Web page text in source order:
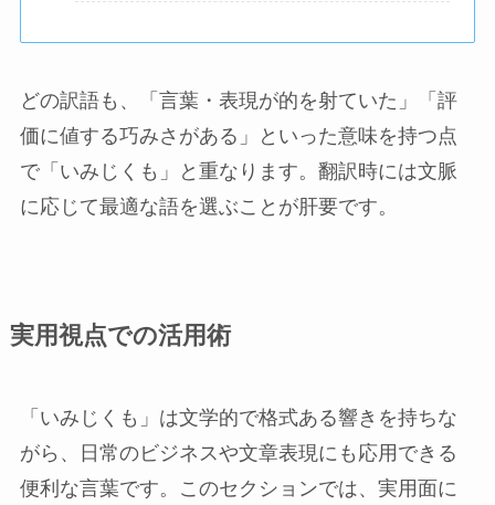
どの訳語も、「言葉・表現が的を射ていた」「評
価に値する巧みさがある」といった意味を持つ点
で「いみじくも」と重なります。翻訳時には文脈
に応じて最適な語を選ぶことが肝要です。
実用視点での活用術
「いみじくも」は文学的で格式ある響きを持ちな
がら、日常のビジネスや文章表現にも応用できる
便利な言葉です。このセクションでは、実用面に